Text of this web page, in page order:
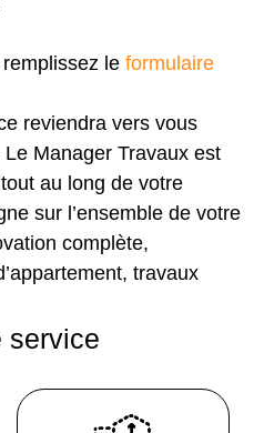
le formulaire
reviendra vers vous
Manager Travaux est
au long de votre
sur l’ensemble de votre
complète,
travaux
service